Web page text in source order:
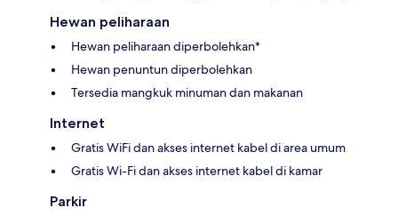
Hewan peliharaan
Hewan peliharaan diperbolehkan*
Hewan penuntun diperbolehkan
Tersedia mangkuk minuman dan makanan
Internet
Gratis WiFi dan akses internet kabel di area umum
Gratis Wi-Fi dan akses internet kabel di kamar
Parkir